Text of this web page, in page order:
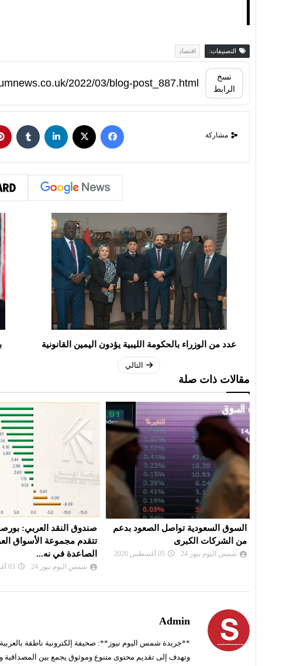
التصنيفات: اقتصاد
نسخ
الرابط
مشاركة
عدد من الوزراء بالحكومة الليبية يؤدون اليمين القانونية
التالي
مقالات ذات صلة
صندوق النقد العربي: بورصة تونس
تتقدم مجموعة الأسواق العربية
الصاعدة في نه...
الدينار التونسي يُحافظ
أمام اليورو
شمس اليوم نيوز 24
Admin
**جريدة شمس اليوم نيوز**: صحيفة إلكترونية ناطقة بالعربية
وتهدف إلى تقديم محتوى متنوع وموثوق يجمع بين المصداقية